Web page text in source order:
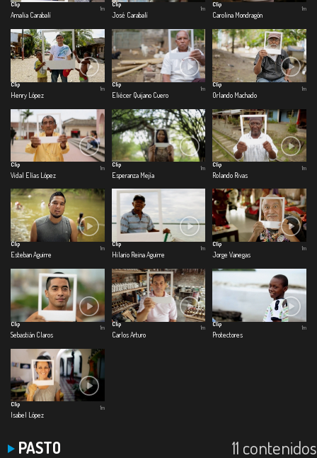
Clip
Amalia Carabalí
1m
Clip
José Carabalí
1m
Clip
Carolina Mondragón
1m
Clip
Henry López
1m
Clip
Eliécer Quijano Cuero
1m
Clip
Orlando Machado
1m
Clip
Vidal Elías López
1m
Clip
Esperanza Mejía
1m
Clip
Rolando Rivas
1m
Clip
Esteban Aguirre
1m
Clip
Hilario Reina Aguirre
1m
Clip
Jorge Vanegas
1m
Clip
Sebastián Claros
1m
Clip
Carlos Arturo
1m
Clip
Protectores
1m
Clip
Isabel López
1m
PASTO 11 contenidos